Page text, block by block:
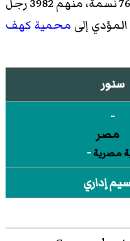
2006، بلغ إجمالي السكان في سنور 7631 نسمة، منهم 3982 رجل
المؤدي إلىمحمية كهف
سنور
-
مصرية-
إداري